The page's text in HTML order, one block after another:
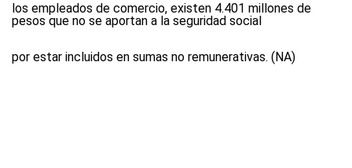
los empleados de comercio, existen 4.401 millones de
pesos que no se aportan a la seguridad social
por estar incluidos en sumas no remunerativas. (NA)